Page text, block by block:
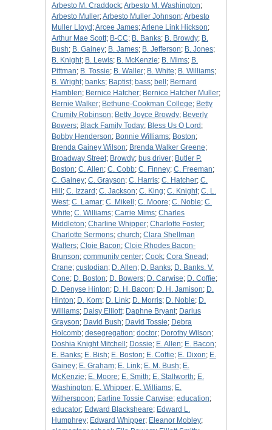
Arbesto M. Craddock;Arbesto M. Washington;
Arbesto Muller;Arbesto Muller Johnson;Arbesto
Muller Lloyd ;Arcee James;Arlene Link Hickson;
Arthur Mae Scott; B-CC; B. Banks; B. Browdy; B.
Bush; B. Gainey; B. James; B. Jefferson; B. Jones;
B. Knight; B. Lewis; B. McKenzie; B. Mims; B.
Pittman; B. Tossie; B. Waller; B. White; B. Williams;
B. Wright; banks; Baptist; bass; bell ; Bernard
Hamblen; Bernice Hatcher; Bernice Hatcher Muller;
Bernie Walker; Bethune-Cookman College; Betty
Crumity Robinson; Betty Joyce Browdy; Beverly
Bowers; Black Family Today; Bless Us O Lord ;
Bobby Henderson; Bonnie Williams; Boston;
Brenda Gainey Wilson; Brenda Walker Greene;
Broadway Street; Browdy; bus driver; Butler P.
Boston; C. Allen; C. Cobb; C. Finney; C. Freeman;
C. Gainey; C. Grayson; C. Harris; C. Hatcher; C.
Hill ; C. Izzard ; C. Jackson; C. King; C. Knight; C. L.
West; C. Lamar; C. Mikell ; C. Moore; C. Noble; C.
White; C. Williams; Carrie Mims; Charles
Middleton; Charline Whipper; Charlotte Foster;
Charlotte Sermons; church; Clara Shellman
Walters; Cloie Bacon; Cloie Rhodes Bacon-
Brunson; community center; Cook; Cora Snead ;
Crane; custodian; D. Allen; D. Banks; D. Banks. V.
Cone; D. Boston; D. Bowers; D. Carwise; D. Coffie;
D. Denyse Hinton; D. H. Bacon; D. H. Jamison; D.
Hinton; D. Korn; D. Link; D. Morris; D. Noble; D.
Williams; Daisy Elliott; Daphne Bryant; Darius
Grayson; David Bush; David Tossie; Debra
Holcomb; desegregation; doctor; Dorothy Wilson;
Doshia Knight Mitchell ; Dossie; E. Allen; E. Bacon;
E. Banks; E. Bish; E. Boston; E. Coffie; E. Dixon; E.
Gainey; E. Graham; E. Link; E. M. Bush; E.
McKenzie; E. Moore; E. Smith; E. Stallworth; E.
Washington; E. Whipper; E. Williams; E.
Witherspoon; Earline Tossie Carwise; education;
educator; Edward Blacksheare; Edward L.
Humphrey; Edward Whipper; Eleanor Mobley;